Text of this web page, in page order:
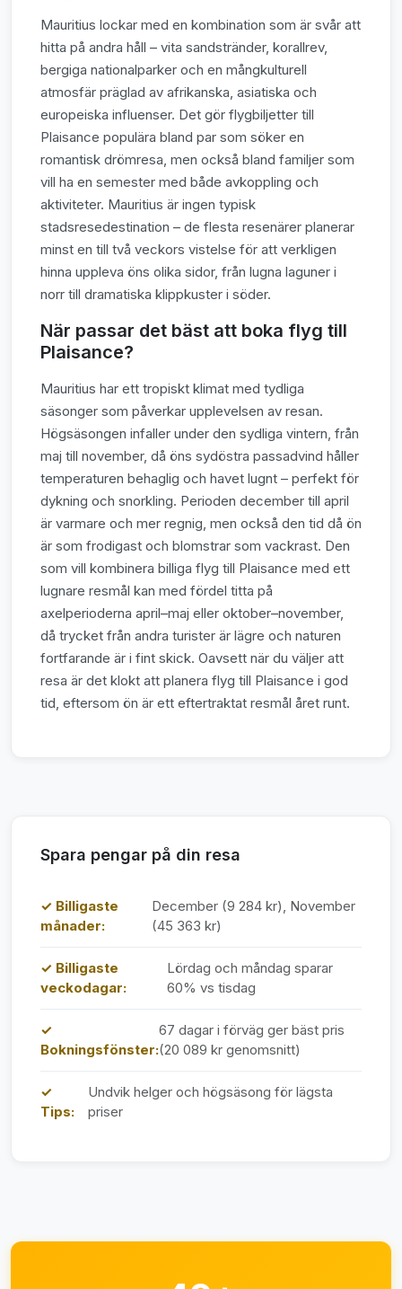
Mauritius lockar med en kombination som är svår att
hitta på andra håll – vita sandstränder, korallrev,
bergiga nationalparker och en mångkulturell
atmosfär präglad av afrikanska, asiatiska och
europeiska influenser. Det gör flygbiljetter till
Plaisance populära bland par som söker en
romantisk drömresa, men också bland familjer som
vill ha en semester med både avkoppling och
aktiviteter. Mauritius är ingen typisk
stadsresedestination – de flesta resenärer planerar
minst en till två veckors vistelse för att verkligen
hinna uppleva öns olika sidor, från lugna laguner i
norr till dramatiska klippkuster i söder.
När passar det bäst att boka flyg till
Plaisance?
Mauritius har ett tropiskt klimat med tydliga
säsonger som påverkar upplevelsen av resan.
Högsäsongen infaller under den sydliga vintern, från
maj till november, då öns sydöstra passadvind håller
temperaturen behaglig och havet lugnt – perfekt för
dykning och snorkling. Perioden december till april
är varmare och mer regnig, men också den tid då ön
är som frodigast och blomstrar som vackrast. Den
som vill kombinera billiga flyg till Plaisance med ett
lugnare resmål kan med fördel titta på
axelperioderna april–maj eller oktober–november,
då trycket från andra turister är lägre och naturen
fortfarande är i fint skick. Oavsett när du väljer att
resa är det klokt att planera flyg till Plaisance i god
tid, eftersom ön är ett eftertraktat resmål året runt.
Spara pengar på din resa
✓ Billigaste
månader:
December (9 284 kr), November
(45 363 kr)
✓ Billigaste
veckodagar:
Lördag och måndag sparar
60% vs tisdag
✓
Bokningsfönster:
67 dagar i förväg ger bäst pris
(20 089 kr genomsnitt)
✓
Tips:
Undvik helger och högsäsong för lägsta
priser